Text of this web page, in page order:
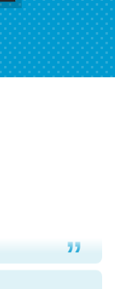
なと凄く思
トバー